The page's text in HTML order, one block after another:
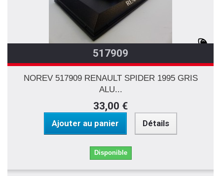
517909
NOREV 517909 RENAULT SPIDER 1995 GRIS
ALU...
33,00 €
Ajouter au panier Détails
Disponible